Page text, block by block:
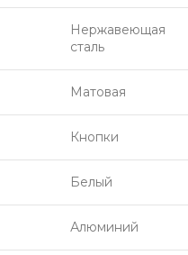
Нержавеющая
сталь
Матовая
Кнопки
Белый
Алюминий